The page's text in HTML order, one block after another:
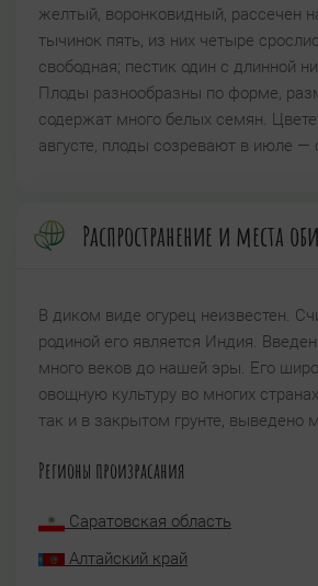
желтый, воронковидный, рассечен
тычинок пять, из них четыре
свободная; пестик один с длинной
Плоды разнообразны по форме,
содержат много белых семян.
августе, плоды созревают в июле —
Распространение и места
В диком виде огурец неизвестен.
родиной его является Индия. Введен
много веков до нашей эры. Его
овощную культуру во многих
так и в закрытом грунте, выведено
Регионы произрасания
Саратовская область
Алтайский край